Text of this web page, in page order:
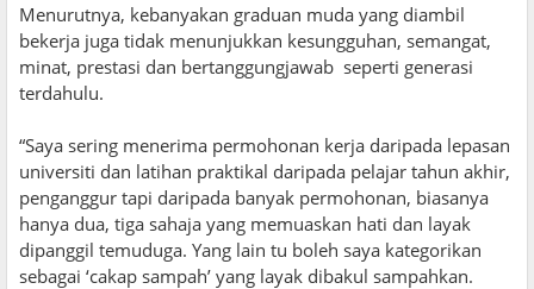
Menurutnya, kebanyakan graduan muda yang diambil
bekerja juga tidak menunjukkan kesungguhan, semangat,
minat, prestasi dan bertanggungjawab seperti generasi
terdahulu.
“Saya sering menerima permohonan kerja daripada lepasan
universiti dan latihan praktikal daripada pelajar tahun akhir,
penganggur tapi daripada banyak permohonan, biasanya
hanya dua, tiga sahaja yang memuaskan hati dan layak
dipanggil temuduga. Yang lain tu boleh saya kategorikan
sebagai ‘cakap sampah’ yang layak dibakul sampahkan.